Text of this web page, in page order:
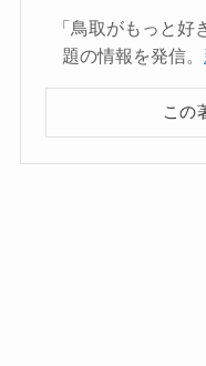
「鳥取がもっと
題の情報を発信。
この